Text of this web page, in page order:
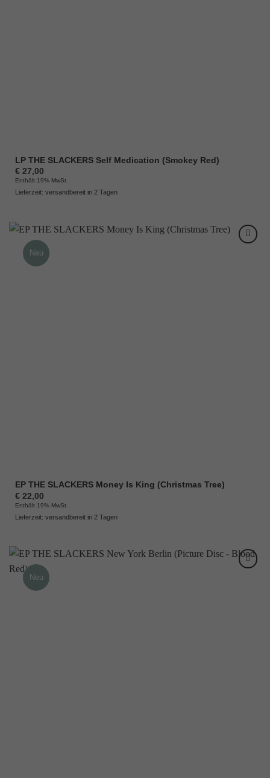
LP THE SLACKERS Self Medication (Smokey Red)
€27,00
Enthält 19% MwSt.
Lieferzeit: versandbereit in 2 Tagen
Neu
EP THE SLACKERS Money Is King (Christmas Tree)
€22,00
Enthält 19% MwSt.
Lieferzeit: versandbereit in 2 Tagen
Neu